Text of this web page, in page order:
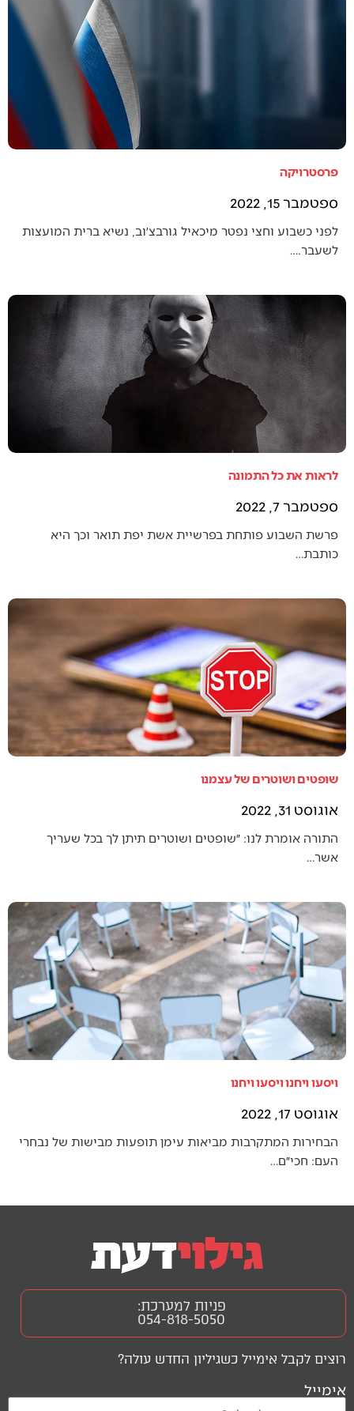
פרסטרויקה
ספטמבר 15, 2022
לפני כשבוע וחצי נפטר מיכאיל גורבצ׳וב, נשיא ברית המועצות
לשעבר.…
לראות את כל התמונה
ספטמבר 7, 2022
פרשת השבוע פותחת בפרשיית אשת יפת תואר וכך היא
כותבת…
שופטים ושוטרים של עצמנו
אוגוסט 31, 2022
התורה אומרת לנו: ״שופטים ושוטרים תיתן לך בכל שעריך
אשר…
ויסעו ויחנו ויסעו ויחנו
אוגוסט 17, 2022
הבחירות המתקרבות מביאות עימן תופעות מבישות של נבחרי
העם: חכי״ם…
רוצים לקבל אימייל כשגיליון החדש עולה?
אימייל
פניות למערכת:
054-818-5050